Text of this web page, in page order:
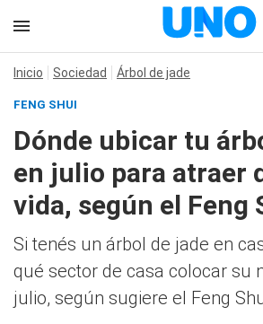
Inicio Sociedad Árbol de jade
FENG SHUI
Dónde ubicar tu
en julio para atraer
vida, según el Feng
Si tenés un árbol de jade en
qué sector de casa colocar su
julio, según sugiere el Feng